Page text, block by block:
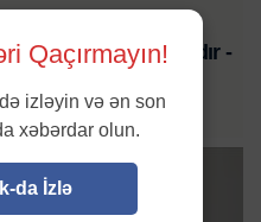
bu qədər pul lazımdır -
Qaçırmayın!
izləyin və ən son
xəbərdar olun.
da İzlə